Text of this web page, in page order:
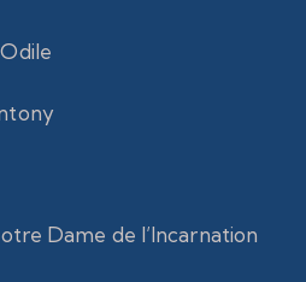
Dame de l’Incarnation